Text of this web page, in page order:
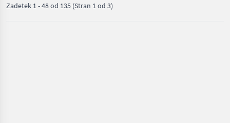
Zadetek 1-48od 135 (Stran 1 od 3)